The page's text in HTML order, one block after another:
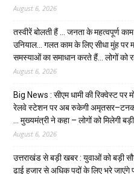
August 6, 2026
तस्वीरें बोलती हैं … जनता के महत्वपूर्ण
उनियाल… गलत काम के लिए सीधा मुंह पर
समस्याओं का समाधान करते हैं… लोगों को
August 6, 2026
Big News : सीएम धामी की रिक्वेस्ट पर
रेलवे स्टेशन पर अब रुकेगी
… मुख्यमंत्री ने कहा – लोगों को मिलेगी
August 6, 2026
उत्तराखंड से बड़ी खबर : युवाओं को बड़ी
ढाई हजार से अधिक पदों के लिए भरे जाएंगे